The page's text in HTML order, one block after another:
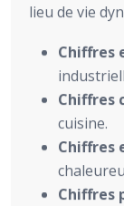
lieu de vie
Chiffres
Chiffres
cuisine.
Chiffres
Chiffres